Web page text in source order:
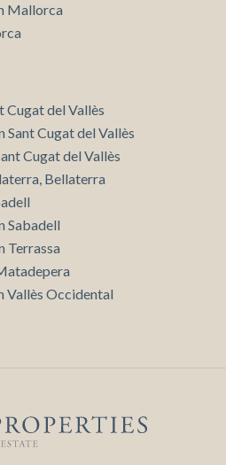
Mallorca
Cugat del Vallès
Sant Cugat del Vallès
Cugat del Vallès
Bellaterra
Sabadell
Terrassa
Vallès Occidental